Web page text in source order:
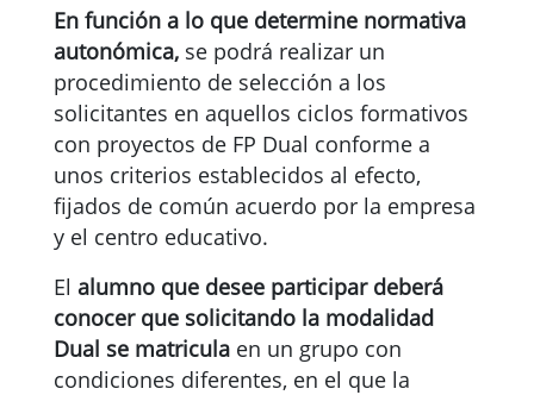
En función a lo que determine normativa
autonómica, se podrá realizar un
procedimiento de selección a los
solicitantes en aquellos ciclos formativos
con proyectos de FP Dual conforme a
unos criterios establecidos al efecto,
fijados de común acuerdo por la empresa
y el centro educativo.
El alumno que desee participar deberá
conocer que solicitando la modalidad
Dual se matricula en un grupo con
condiciones diferentes, en el que la